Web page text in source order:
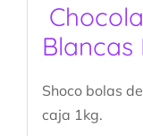
Blancas
Shoco bolas
caja 1kg.